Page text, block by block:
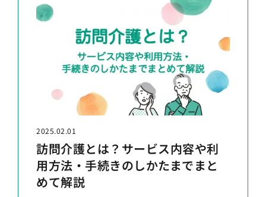
2025.02.01
訪問介護とは？サービス内容や利
用方法・手続きのしかたまでまと
めて解説